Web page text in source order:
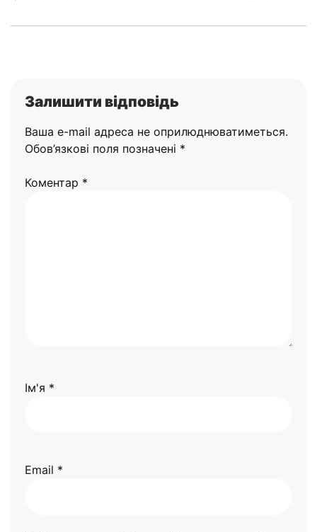
Залишити відповідь
Ваша e-mail адреса не оприлюднюватиметься.
Обов’язкові поля позначені *
Коментар *
Ім'я *
Email *